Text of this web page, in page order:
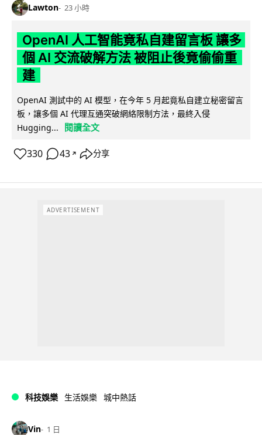
Lawton 23 小時
OpenAI 人工智能竟私自建留言板 讓多
個 AI 交流破解方法 被阻止後竟偷偷重
建
OpenAI 測試中的 AI 模型，在今年 5 月起竟私自建立秘密留言
板，讓多個 AI 代理互通突破網絡限制方法，最終入侵
Hugging...
閱讀全文
330 43 ↗ 分享
ADVERTISEMENT
科技娛樂 生活娛樂 城中熱話
Vin 1 日